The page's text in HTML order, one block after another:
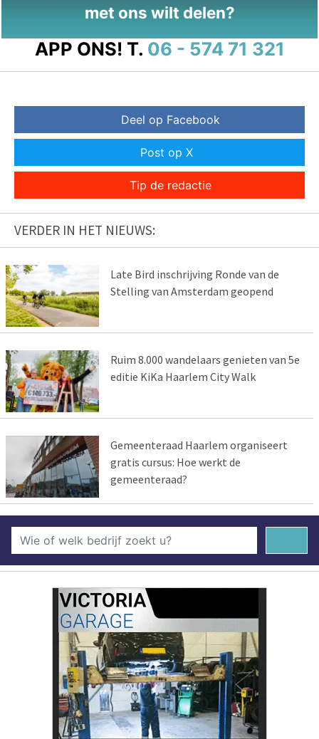
met ons wilt delen?
APP ONS! T. 06 - 574 71 321
Deel op Facebook
Post op X
Tip de redactie
VERDER IN HET NIEUWS:
Late Bird inschrijving Ronde van de
Stelling van Amsterdam geopend
Ruim 8.000 wandelaars genieten van 5e
editie KiKa Haarlem City Walk
Gemeenteraad Haarlem organiseert
gratis cursus: Hoe werkt de
gemeenteraad?